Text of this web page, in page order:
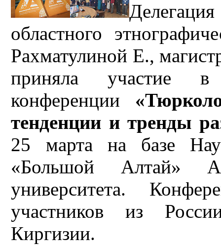
областного
Рахматулиной Е.,
приняла участие в
конференции
тенденции и тренды
25 марта на базе
«Большой Алтай»
университета.
участников из
Киргизии.